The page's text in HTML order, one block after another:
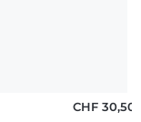
CHF 30,50